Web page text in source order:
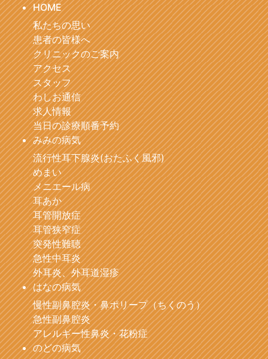
HOME
私たちの思い
患者の皆様へ
クリニックのご案内
アクセス
スタッフ
わしお通信
求人情報
当日の診療順番予約
みみの病気
流行性耳下腺炎(おたふく風邪)
めまい
メニエール病
耳あか
耳管開放症
耳管狭窄症
突発性難聴
急性中耳炎
外耳炎、外耳道湿疹
はなの病気
慢性副鼻腔炎・鼻ポリープ（ちくのう）
急性副鼻腔炎
アレルギー性鼻炎・花粉症
のどの病気